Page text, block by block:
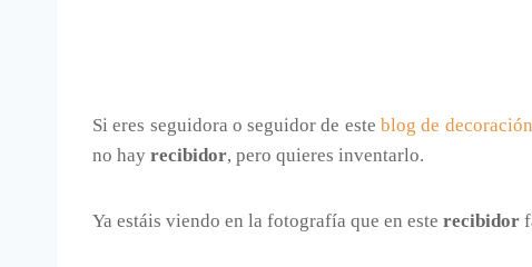
Si eres seguidora o seguidor de este blog de decoración
no hay recibidor, pero quieres inventarlo.
Ya estáis viendo en la fotografía que en este recibidor